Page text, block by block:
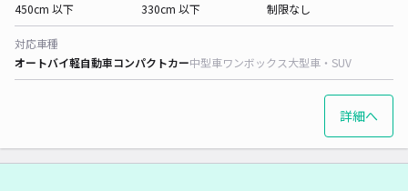
450cm 以下
330cm 以下
制限なし
対応車種
オートバイ軽自動車コンパクトカー中型車ワンボックス大型車・SUV
詳細へ